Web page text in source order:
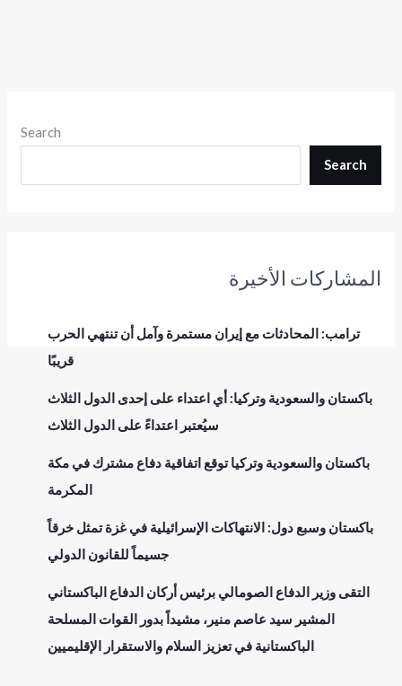
Search
Search
المشاركات الأخيرة
ترامب: المحادثات مع إيران مستمرة وآمل أن تنتهي الحرب
قريبًا
باكستان والسعودية وتركيا: أي اعتداء على إحدى الدول الثلاث
سيُعتبر اعتداءً على الدول الثلاث
باكستان والسعودية وتركيا توقع اتفاقية دفاع مشترك في مكة
المكرمة
باكستان وسبع دول: الانتهاكات الإسرائيلية في غزة تمثل خرقاً
جسيماً للقانون الدولي
التقى وزير الدفاع الصومالي برئيس أركان الدفاع الباكستاني
المشير سيد عاصم منير، مشيداً بدور القوات المسلحة
الباكستانية في تعزيز السلام والاستقرار الإقليميين